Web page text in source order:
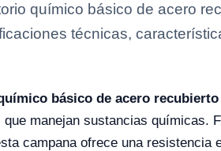
químico básico de acero
técnicas,
básico de acero recubierto
manejan sustancias químicas.
campana ofrece una